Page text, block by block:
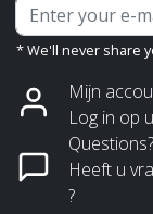
* We'll never share
Mijn
Log in op
Questions?
Heeft u
?